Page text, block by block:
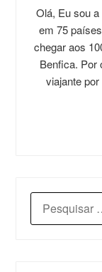
Olá, Eu sou
em 75
chegar aos
Benfica. Por
viajante